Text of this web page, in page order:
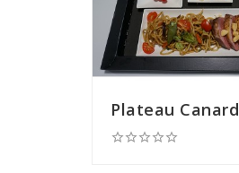
Plateau Canard
